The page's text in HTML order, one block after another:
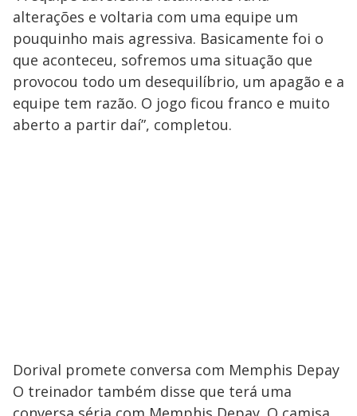
alterações e voltaria com uma equipe um
pouquinho mais agressiva. Basicamente foi o
que aconteceu, sofremos uma situação que
provocou todo um desequilíbrio, um apagão e a
equipe tem razão. O jogo ficou franco e muito
aberto a partir daí”, completou.
Dorival promete conversa com Memphis Depay
O treinador também disse que terá uma